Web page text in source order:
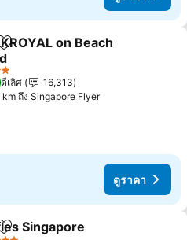
เพิ่มในรายการโปรด
on Beach
า
ดีเลิศ
16,313
km ถึง Singapore Flyer
ดูราคา
เพิ่มในรายการโปรด
Singapore